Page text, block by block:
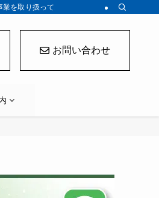
を取り扱っております。
お問い合わせ